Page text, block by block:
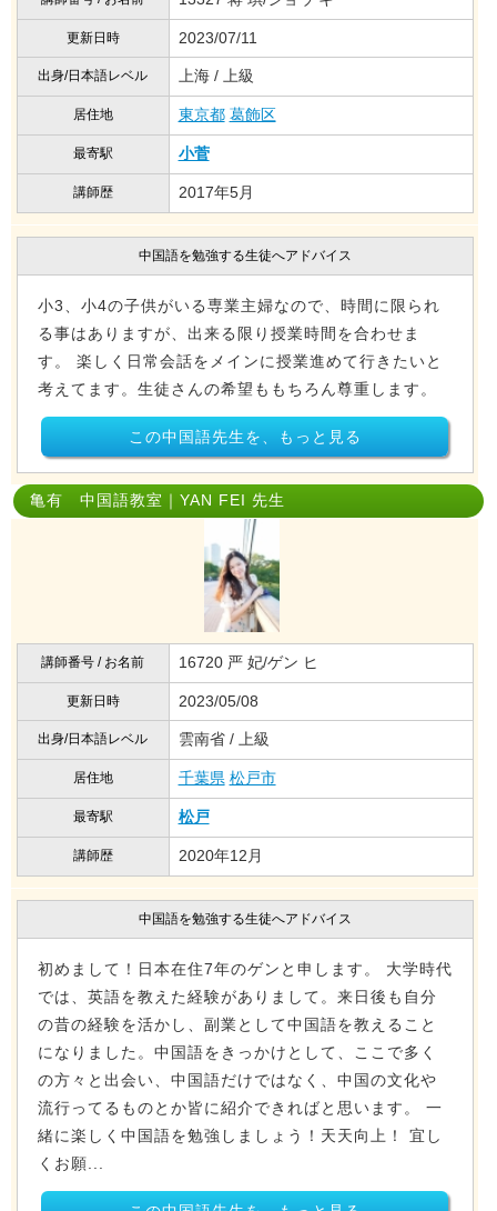
更新日時 2023/07/11
出身/日本語レベル 上海 / 上級
居住地 東京都 葛飾区
最寄駅 小菅
講師歴 2017年5月
中国語を勉強する生徒へアドバイス
小3、小4の子供がいる専業主婦なので、時間に限られ
る事はありますが、出来る限り授業時間を合わせま
す。 楽しく日常会話をメインに授業進めて行きたいと
考えてます。生徒さんの希望ももちろん尊重します。
この中国語先生を、もっと見る
亀有 中国語教室｜YAN FEI 先生
講師番号 / お名前 16720 严 妃/ゲン ヒ
更新日時 2023/05/08
出身/日本語レベル 雲南省 / 上級
居住地 千葉県 松戸市
最寄駅 松戸
講師歴 2020年12月
中国語を勉強する生徒へアドバイス
初めまして！日本在住7年のゲンと申します。 大学時代
では、英語を教えた経験がありまして。来日後も自分
の昔の経験を活かし、副業として中国語を教えること
になりました。中国語をきっかけとして、ここで多く
の方々と出会い、中国語だけではなく、中国の文化や
流行ってるものとか皆に紹介できればと思います。 一
緒に楽しく中国語を勉強しましょう！天天向上！ 宜し
くお願...